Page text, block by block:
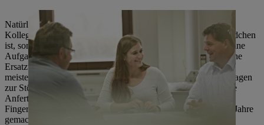
Natürlich war es am Anfang nicht gerade leicht, da man den
Kollegen beweisen musste, dass man halt nicht das kleine Mädchen
ist, sondern auch was draufhat. Das ist nun fünf Jahre her. Meine
Aufgabe war es, an den Dreh- und Fräsmaschinen verschiedene
Ersatzteile herzustellen, die dann meine „Jungs“ (so nenne ich
meistens meine Kollegen) in den verschiedenen Fertigungsanlagen
zur Störungsbeseitigung wieder einbauten. Das konventionelle
Anfertigen von Ersatzteilen benötigt schon eine gewisse
Fingerfertigkeit, mein Vorgänger hat das fast unglaubliche 50 Jahre
gemacht! Ich hoffe, sein Erbe ist bei mir in guten Händen.